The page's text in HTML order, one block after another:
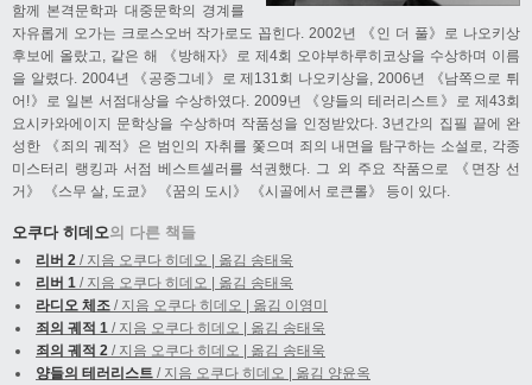
함께 본격문학과 대중문학의 경계를
자유롭게 오가는 크로스오버 작가로도 꼽힌다. 2002년 《인 더 풀》로 나오키상
후보에 올랐고, 같은 해 《방해자》로 제4회 오야부하루히코상을 수상하며 이름
을 알렸다. 2004년 《공중그네》로 제131회 나오키상을, 2006년 《남쪽으로 튀
어!》로 일본 서점대상을 수상하였다. 2009년 《양들의 테러리스트》로 제43회
요시카와에이지 문학상을 수상하며 작품성을 인정받았다. 3년간의 집필 끝에 완
성한 《죄의 궤적》은 범인의 자취를 쫓으며 죄의 내면을 탐구하는 소설로, 각종
미스터리 랭킹과 서점 베스트셀러를 석권했다. 그 외 주요 작품으로 《면장 선
거》 《스무 살, 도쿄》 《꿈의 도시》 《시골에서 로큰롤》 등이 있다.
오쿠다 히데오의 다른 책들
리버 2 / 지음 오쿠다 히데오 | 옮김 송태욱
리버 1 / 지음 오쿠다 히데오 | 옮김 송태욱
라디오 체조 / 지음 오쿠다 히데오 | 옮김 이영미
죄의 궤적 1 / 지음 오쿠다 히데오 | 옮김 송태욱
죄의 궤적 2 / 지음 오쿠다 히데오 | 옮김 송태욱
양들의 테러리스트 / 지음 오쿠다 히데오 | 옮김 양윤옥